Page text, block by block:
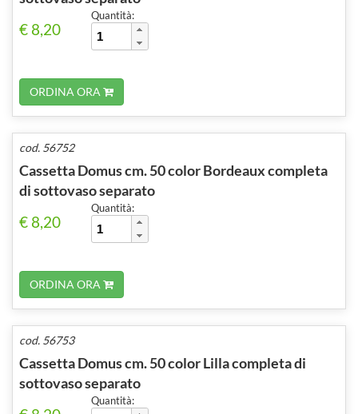
€ 8,20
Quantità:
ORDINA ORA
cod. 56752
Cassetta Domus cm. 50 color Bordeaux completa
di sottovaso separato
€ 8,20
Quantità:
ORDINA ORA
cod. 56753
Cassetta Domus cm. 50 color Lilla completa di
sottovaso separato
Quantità: